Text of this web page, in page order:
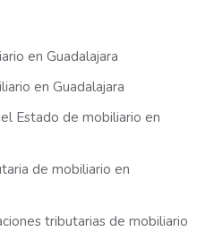
en Guadalajara
en Guadalajara
Estado de mobiliario en
de mobiliario en
tributarias de mobiliario